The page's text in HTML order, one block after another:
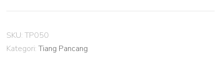
Mini
Pile
SKU:TP050
Kategori:Tiang Pancang